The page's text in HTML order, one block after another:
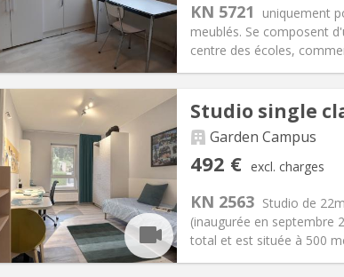
KN 5721
uniquement
meublés. Se composent
centre des écoles,
Info
€
Arrangement
Bathroom:Private
Studio single
Garden Campus
492 € excl. charges
KN 2563 Studio de
(inaugurée en septembre
total et est située à 500
Info
€
218 €
12 months, 11 months
With conditions
Arrangement
Bathroom:Private
Surface:22 m2